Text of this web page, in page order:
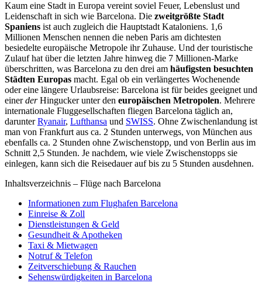
Kaum eine Stadt in Europa vereint soviel Feuer, Lebenslust und
Leidenschaft in sich wie Barcelona. Die zweitgrößte Stadt
Spaniens ist auch zugleich die Hauptstadt Kataloniens. 1,6
Millionen Menschen nennen die neben Paris am dichtesten
besiedelte europäische Metropole ihr Zuhause. Und der touristische
Zulauf hat über die letzten Jahre hinweg die 7 Millionen-Marke
überschritten, was Barcelona zu den drei am häufigsten besuchten
Städten Europas macht. Egal ob ein verlängertes Wochenende
oder eine längere Urlaubsreise: Barcelona ist für beides geeignet und
einerderHingucker unter den europäischen Metropolen. Mehrere
internationale Fluggesellschaften fliegen Barcelona täglich an,
darunterRyanair, Lufthansa und SWISS. Ohne Zwischenlandung ist
man von Frankfurt aus ca. 2 Stunden unterwegs, von München aus
ebenfalls ca. 2 Stunden ohne Zwischenstopp, und von Berlin aus im
Schnitt 2,5 Stunden. Je nachdem, wie viele Zwischenstopps sie
einlegen, kann sich die Reisedauer auf bis zu 5 Stunden ausdehnen.
Inhaltsverzeichnis – Flüge nach Barcelona
Informationen zum Flughafen Barcelona
Einreise & Zoll
Dienstleistungen & Geld
Gesundheit & Apotheken
Taxi & Mietwagen
Notruf & Telefon
Zeitverschiebung & Rauchen
Sehenswürdigkeiten in Barcelona